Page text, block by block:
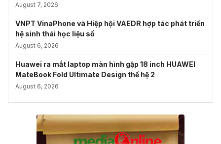
August 7, 2026
VNPT VinaPhone và Hiệp hội VAEDR hợp tác phát triển
hệ sinh thái học liệu số
August 6, 2026
Huawei ra mắt laptop màn hình gập 18 inch HUAWEI
MateBook Fold Ultimate Design thế hệ 2
August 6, 2026